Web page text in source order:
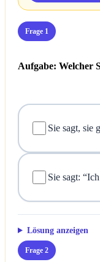
Frage 1
Aufgabe: Welcher
Sie sagt, sie
Sie sagt:
Lösung anzeigen
Frage 2